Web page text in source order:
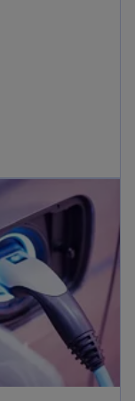
新しいタブで開く